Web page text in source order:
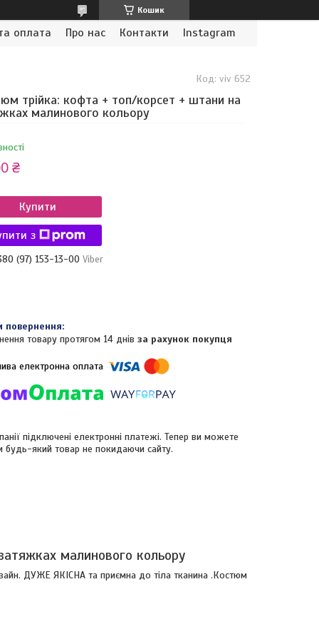
Кошик
оплата Про нас Контакти Instagram
трійка: кофта + топ/корсет + штани на
малинового кольору
Код:viv 652
₴
Купити
з
(97) 153-13-00 Viber
товару протягом 14 днів за рахунок покупця
підключені електронні платежі. Тепер ви можете
будь-який товар не покидаючи сайту.
малинового кольору
ДУЖЕ ЯКІСНА та приємна до тіла тканина .Костюм